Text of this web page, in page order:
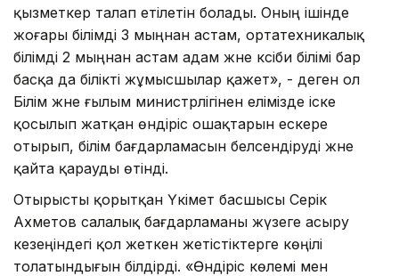
қызметкер талап етілетін болады. Оның ішінде
жоғары білімді 3 мыңнан астам, ортатехникалық
білімді 2 мыңнан астам адам және кәсіби білімі бар
басқа да білікті жұмысшылар қажет», - деген ол
Білім және ғылым министрлігінен елімізде іске
қосылып жатқан өндіріс ошақтарын ескере
отырып, білім бағдарламасын белсендіруді және
қайта қарауды өтінді.
Отырысты қорытқан Үкімет басшысы Серік
Ахметов салалық бағдарламаны жүзеге асыру
кезеңіндегі қол жеткен жетістіктерге көңілі
толатындығын білдірді. «Өндіріс көлемі мен